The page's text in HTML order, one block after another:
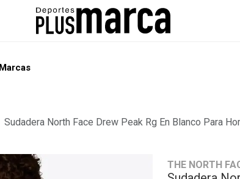
Marcas
Sudadera North Face Drew Peak Rg En Blanco Para
THE NORTH